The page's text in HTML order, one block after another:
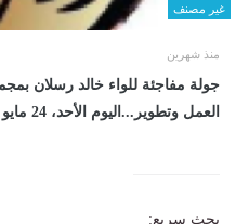
غير مصنف
منذ شهرين
جولة مفاجئة للواء خالد رسلان
العمل وتطوير...اليوم الأحد، 24 مايو 2026 11:40 صـ
بحث سريع: